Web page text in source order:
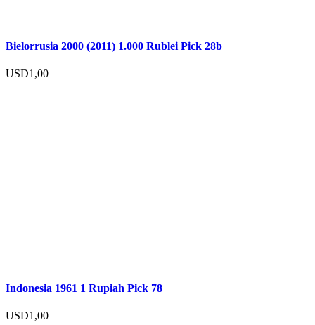
Bielorrusia 2000 (2011) 1.000 Rublei Pick 28b
USD1,00
Indonesia 1961 1 Rupiah Pick 78
USD1,00